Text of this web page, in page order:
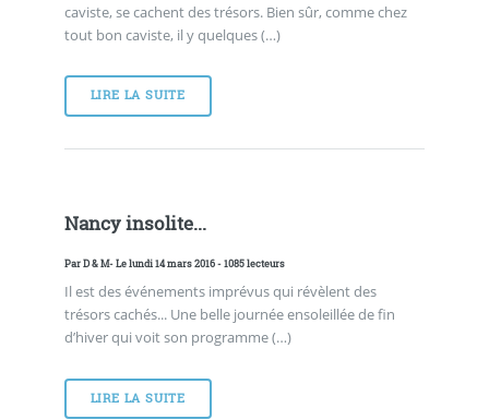
caviste, se cachent des trésors. Bien sûr, comme chez
tout bon caviste, il y quelques (…)
LIRE LA SUITE
Nancy insolite...
ParD & M- Le lundi 14 mars 2016 - 1085 lecteurs
Il est des événements imprévus qui révèlent des
trésors cachés... Une belle journée ensoleillée de fin
d’hiver qui voit son programme (…)
LIRE LA SUITE